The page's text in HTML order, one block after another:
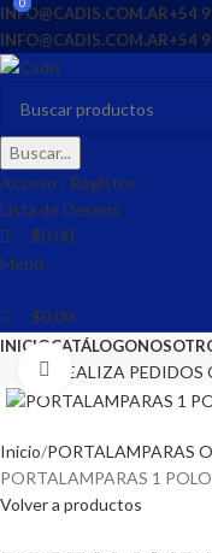
INFO@CADIS.COM.AR‪+54
INFO@CADIS.COM.AR‪+54
Buscar...
Acceso / Registro
Lista de Deseos
0
$0,00
Menú
0
$0,00
INICIOCATÁLOGO
REALIZA
Clic para ampliar
Inicio PORTALAMPARAS
PORTALAMPARAS 1
Volver a productos
0